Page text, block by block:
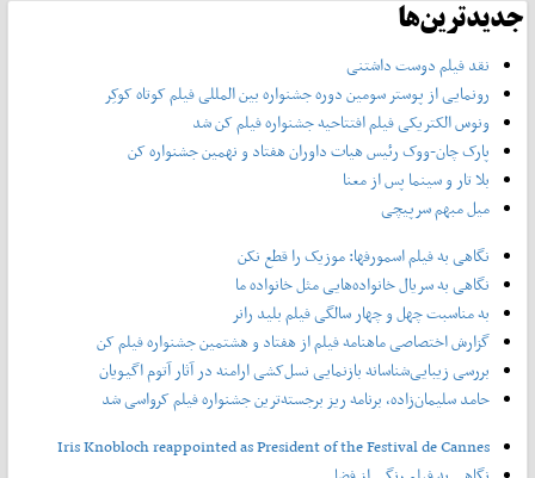
جدیدترین‌ها
نقد فیلم دوست داشتنی
رونمایی از پوستر‌ سومین دوره جشنواره بین المللی فیلم کوتاه کوکِر
ونوس الکتریکی فیلم افتتاحیه جشنواره فیلم کن شد
پارک چان-ووک رئیس هیات داوران هفتاد و نهمین جشنواره کن
بلا تار و سینما پس از معنا
میل مبهم سرپیچی
نگاهی به فیلم اسمورفها: موزیک را قطع نکن
نگاهی به سریال خانواده‌هایی مثل خانواده ما
به مناسبت چهل و چهار سالگی فیلم بلید رانر
گزارش اختصاصی ماهنامه فیلم از هفتاد و هشتمین جشنواره فیلم کن
بررسی زیبایی‌شناسانه بازنمایی نسل‌کشی ارامنه در آثار آتوم اگیویان
حامد سلیمان‌زاده، برنامه ریز برجسته‌ترین جشنواره فیلم کرواسی شد
Iris Knobloch reappointed as President of the Festival de Cannes